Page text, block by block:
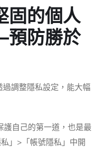
固的個人
防勝於
調整隱私設定，能大幅
護自己的第一道，也是最
」>「帳號隱私」中開